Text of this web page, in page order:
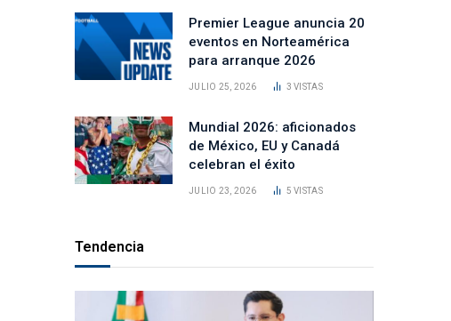
Premier League anuncia 20
eventos en Norteamérica
para arranque 2026
JULIO 25, 2026 3VISTAS
Mundial 2026: aficionados
de México, EU y Canadá
celebran el éxito
JULIO 23, 2026 5VISTAS
Tendencia